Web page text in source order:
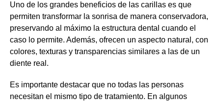
Uno de los grandes beneficios de las carillas es que
permiten transformar la sonrisa de manera conservadora,
preservando al máximo la estructura dental cuando el
caso lo permite. Además, ofrecen un aspecto natural, con
colores, texturas y transparencias similares a las de un
diente real.
Es importante destacar que no todas las personas
necesitan el mismo tipo de tratamiento. En algunos